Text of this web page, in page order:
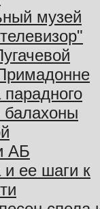
музей
балахоны
АБ
и ее шаги к